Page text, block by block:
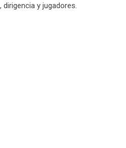
y jugadores.